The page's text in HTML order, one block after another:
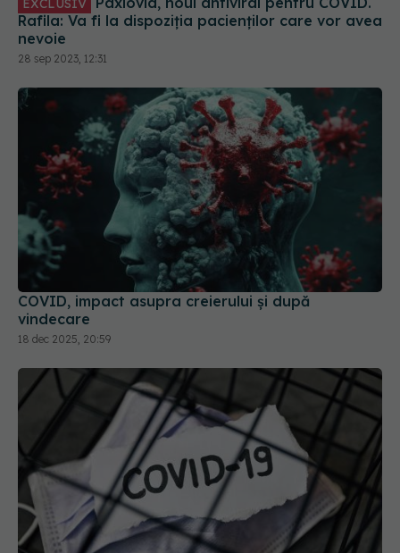
EXCLUSIV
Rafila: Va fi la dispoziția pacienților care vor avea
nevoie
28 sep 2023, 12:31
COVID, impact asupra creierului și după
vindecare
18 dec 2025, 20:59